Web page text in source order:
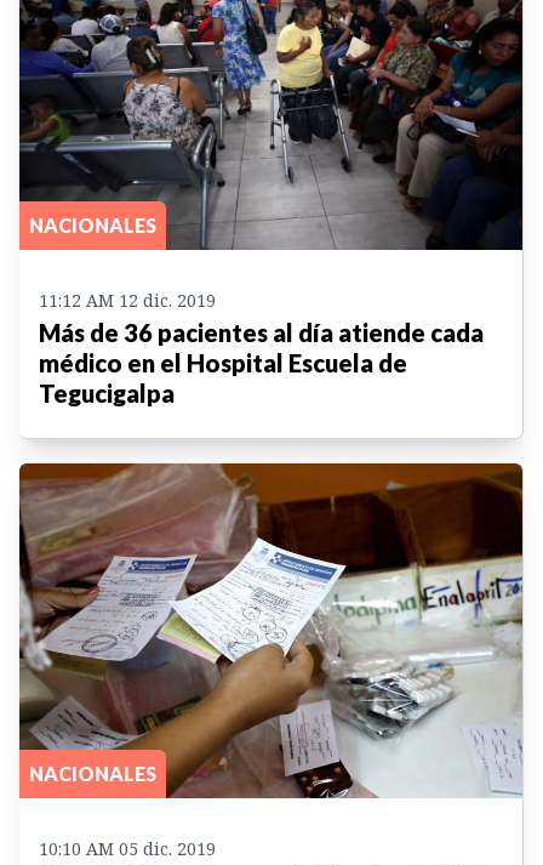
NACIONALES
11:12 AM 12 dic. 2019
Más de 36 pacientes al día atiende cada
médico en el Hospital Escuela de
Tegucigalpa
NACIONALES
10:10 AM 05 dic. 2019